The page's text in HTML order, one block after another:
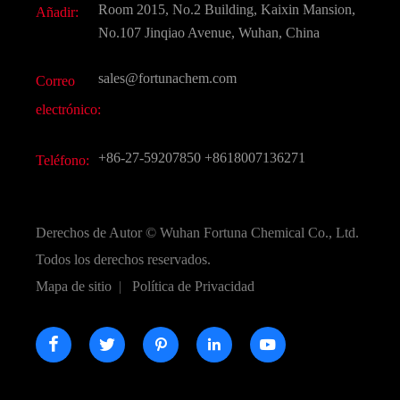
Sabores y fragancias
CAS químico
Todos los productos químicos finos
Preguntas frecuentes (FAQ)
Añadir:
Room 2015, No.2 Building, Kaixin Mansion,
No.107 Jinqiao Avenue, Wuhan, China
Correo
electrónico:
sales@fortunachem.com
Teléfono: +86-27-59207850 +8618007136271
Derechos de Autor © Wuhan Fortuna Chemical Co., Ltd.
Todos los derechos reservados.
Mapa de sitio | Política de Privacidad
    